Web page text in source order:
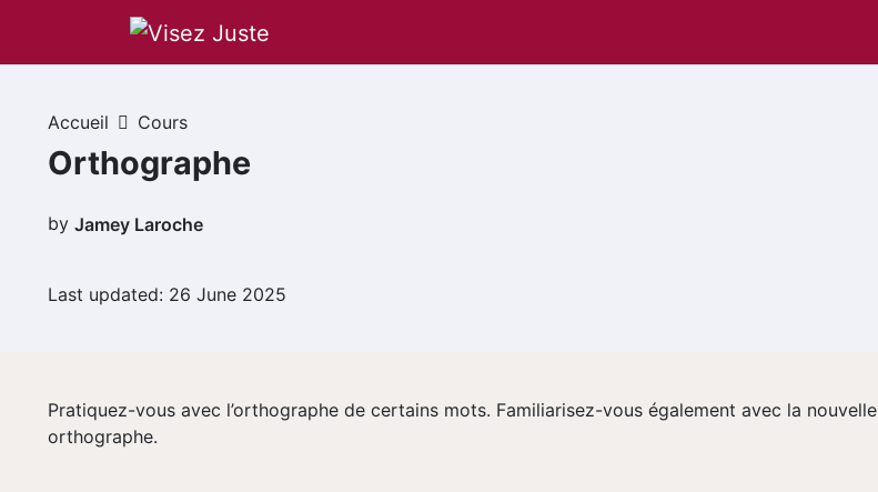
Passer au contenu
Navigation principale
Accueil Cours
Orthographe
by Jamey Laroche
Last updated: 26 June 2025
Pratiquez-vous avec l’orthographe de certains mots. Familiarisez-vous également avec la nouvelle
orthographe.